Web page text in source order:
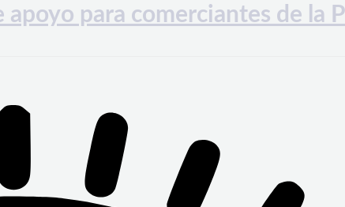
para comerciantes de la